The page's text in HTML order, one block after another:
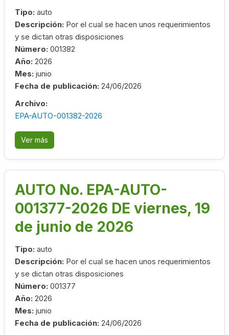
Tipo: auto
Descripción: Por el cual se hacen unos requerimientos
y se dictan otras disposiciones
Número: 001382
Año: 2026
Mes: junio
Fecha de publicación: 24/06/2026
Archivo:
EPA-AUTO-001382-2026
Ver más
AUTO No. EPA-AUTO-
001377-2026 DE viernes, 19
de junio de 2026
Tipo: auto
Descripción: Por el cual se hacen unos requerimientos
y se dictan otras disposiciones
Número: 001377
Año: 2026
Mes: junio
Fecha de publicación: 24/06/2026